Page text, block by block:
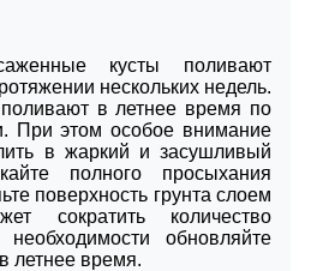
кусты поливают
нескольких недель.
в летнее время по
При этом особое внимание
в жаркий и засушливый
полного просыхания
поверхность грунта слоем
сократить количество
обновляйте
летнее время.